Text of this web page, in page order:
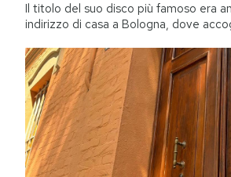
Il titolo del suo disco più famoso era
indirizzo di casa a Bologna, dove